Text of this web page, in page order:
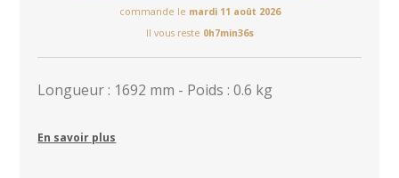
commande le mardi 11 août 2026
Il vous reste 0h7min35s
Longueur : 1692 mm - Poids : 0.6 kg
En savoir plus